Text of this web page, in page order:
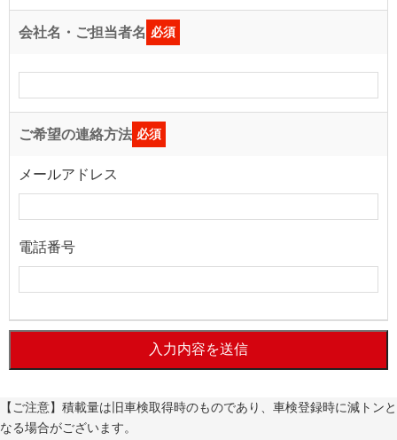
会社名・ご担当者名 必須
ご希望の連絡方法 必須
メールアドレス
電話番号
入力内容を送信
【ご注意】積載量は旧車検取得時のものであり、車検登録時に減トンと
なる場合がございます。